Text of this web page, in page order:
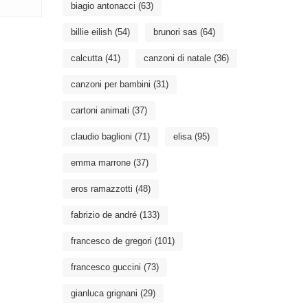
biagio antonacci (63)
billie eilish (54) brunori sas (64)
calcutta(41) canzoni di natale (36)
canzoni per bambini (31)
cartoni animati (37)
claudio baglioni (71) elisa(95)
emma marrone (37)
eros ramazzotti (48)
fabrizio de andré (133)
francesco de gregori (101)
francesco guccini (73)
gianluca grignani (29)